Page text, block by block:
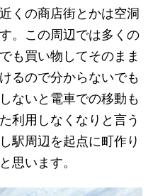
くの商店街とかは空洞
。この周辺では多くの
も買い物してそのまま
るので分からないでも
ないと電車での移動も
利用しなくなりと言う
駅周辺を起点に町作り
思います。